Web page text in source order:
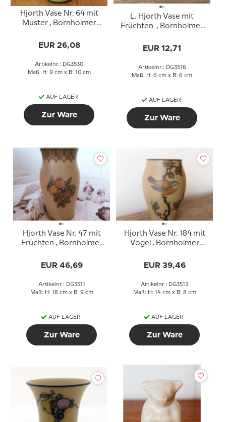
Hjorth Vase Nr. 64 mit
Muster , Bornholmer
EUR 26,08
Artikelnr.: DG3530
Maß: H: 9 cm x B: 10 cm
AUF LAGER
Zur Ware
L. Hjorth Vase mit
Früchten , Bornholmer
EUR 12,71
Artikelnr.: DG3516
Maß: H: 6 cm x B: 6 cm
AUF LAGER
Zur Ware
Hjorth Vase Nr. 47 mit
Früchten , Bornholmer
EUR 46,69
Artikelnr.: DG3511
Maß: H: 18 cm x B: 9 cm
AUF LAGER
Zur Ware
Hjorth Vase Nr. 184 mit
Vogel , Bornholmer
EUR 39,46
Artikelnr.: DG3513
Maß: H: 14 cm x B: 8 cm
AUF LAGER
Zur Ware